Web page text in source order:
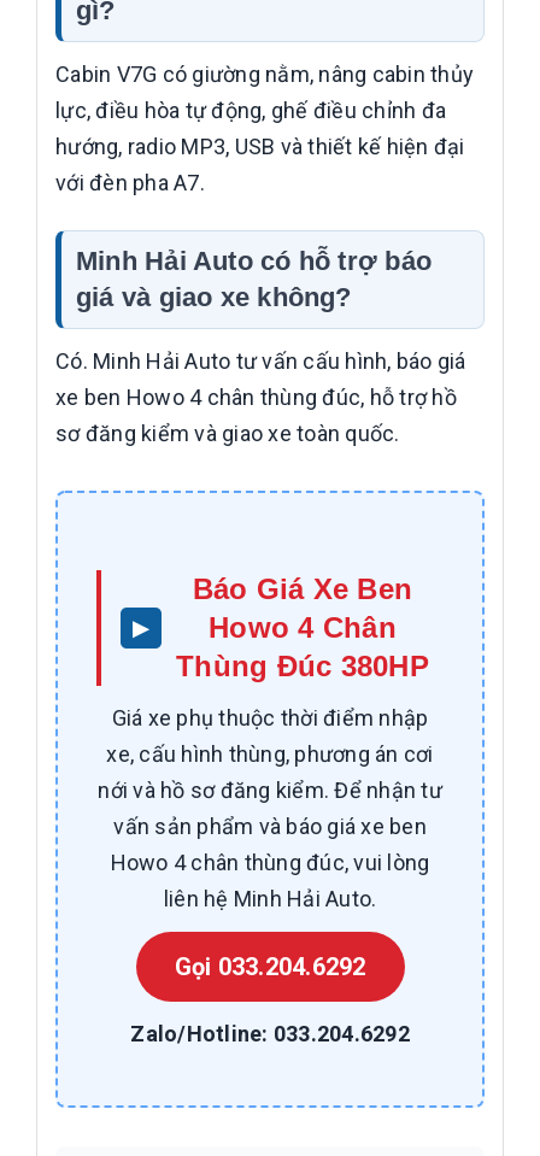
gì?
Cabin V7G có giường nằm, nâng cabin thủy
lực, điều hòa tự động, ghế điều chỉnh đa
hướng, radio MP3, USB và thiết kế hiện đại
với đèn pha A7.
Minh Hải Auto có hỗ trợ báo
giá và giao xe không?
Có. Minh Hải Auto tư vấn cấu hình, báo giá
xe ben Howo 4 chân thùng đúc, hỗ trợ hồ
sơ đăng kiểm và giao xe toàn quốc.
Báo Giá Xe Ben
Howo 4 Chân
Thùng Đúc 380HP
Giá xe phụ thuộc thời điểm nhập
xe, cấu hình thùng, phương án cơi
nới và hồ sơ đăng kiểm. Để nhận tư
vấn sản phẩm và báo giá xe ben
Howo 4 chân thùng đúc, vui lòng
liên hệ Minh Hải Auto.
Gọi 033.204.6292
Zalo/Hotline: 033.204.6292